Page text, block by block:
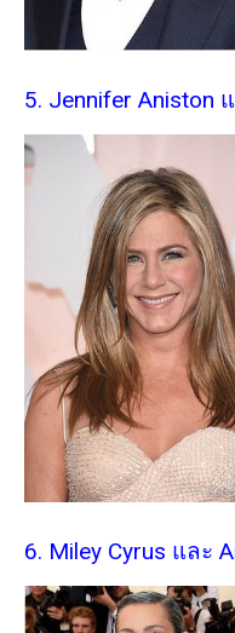
5. Jennifer Aniston
6. Miley Cyrus และ